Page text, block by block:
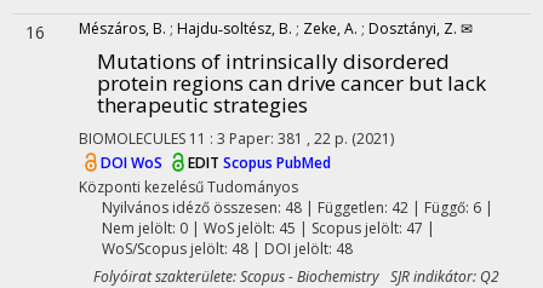
16 Mészáros, B. ; Hajdu‐soltész, B. ; Zeke, A. ; Dosztányi, Z. ✉
Mutations of intrinsically disordered
protein regions can drive cancer but lack
therapeutic strategies
BIOMOLECULES 11 : 3 Paper: 381 , 22 p. (2021)
DOIWoS EDIT Scopus PubMed
Központi kezelésűTudományos
Nyilvános idéző összesen: 48| Független: 42 | Függő: 6 |
Nem jelölt: 0 | WoS jelölt: 45 | Scopus jelölt: 47 |
WoS/Scopus jelölt: 48 | DOI jelölt: 48
Folyóirat szakterülete: Scopus - Biochemistry SJR indikátor: Q2